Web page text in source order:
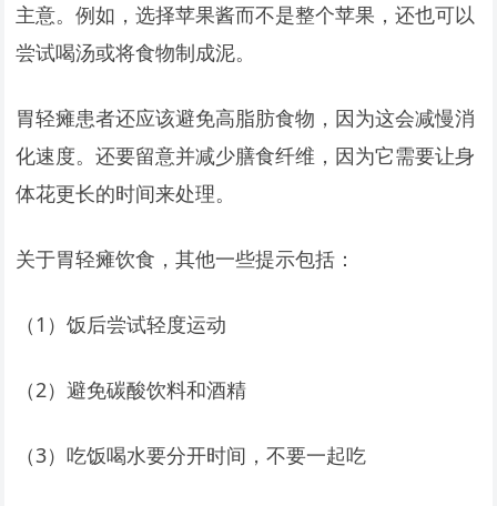
主意。例如，选择苹果酱而不是整个苹果，还也可以
尝试喝汤或将食物制成泥。
胃轻瘫患者还应该避免高脂肪食物，因为这会减慢消
化速度。还要留意并减少膳食纤维，因为它需要让身
体花更长的时间来处理。
关于胃轻瘫饮食，其他一些提示包括：
（1）饭后尝试轻度运动
（2）避免碳酸饮料和酒精
（3）吃饭喝水要分开时间，不要一起吃